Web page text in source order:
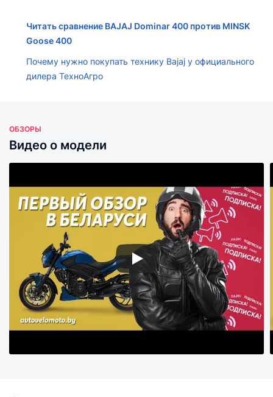
Читать сравнение BAJAJ Dominar 400 против MINSK
Goose 400
Почему нужно покупать технику Bajaj у официального
дилера ТехноАгро
ОБЗОРЫ
Видео о модели